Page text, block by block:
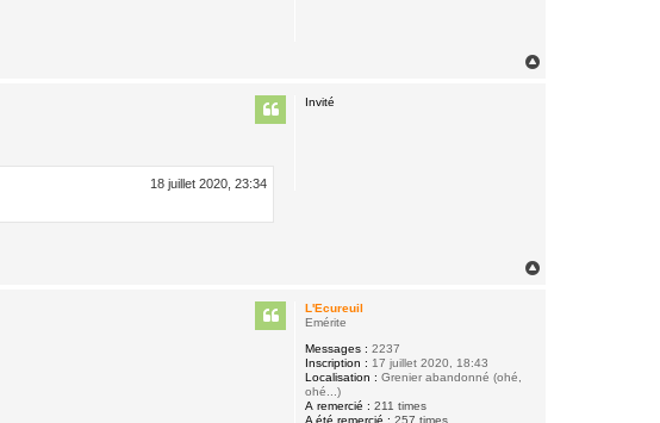
Invité
18 juillet 2020, 23:34
L'Ecureuil
Emérite
Messages : 2237
Inscription : 17 juillet 2020, 18:43
Localisation : Grenier abandonné (ohé,
ohé...)
A remercié : 211 times
A été remercié : 257 times